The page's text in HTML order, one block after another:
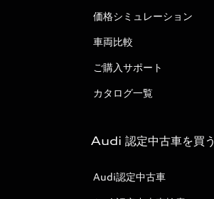
価格シミュレーション
車両比較
ご購入サポート
カタログ一覧
Audi 認定中古車を買う
Audi認定中古車